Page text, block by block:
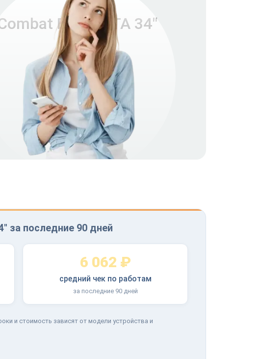
EC3400TA 34"
за последние 90 дней
6 062 ₽
средний чек по работам
за последние 90 дней
и стоимость зависят от модели устройства и